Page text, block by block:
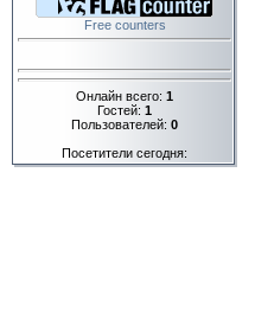
Free counters
Онлайн всего: 1
Гостей: 1
Пользователей: 0
Посетители сегодня: